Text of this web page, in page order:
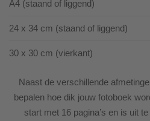
A4 (staand of liggend)
24 x 34 cm (staand of liggend)
30 x 30 cm (vierkant)
Naast de verschillende
bepalen hoe dik jouw fotoboek
start met 16 pagina’s en is uit